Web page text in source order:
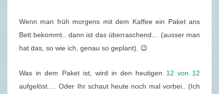
O
G
Z
M
M
Wenn man früh morgens mit dem Kaffee ein Paket ans
Bett bekommt.. dann ist das überraschend… (ausser man
hat das, so wie ich, genau so geplant). 😉
Was in dem Paket ist, wird in den heutigen 12 von 12
aufgelöst…. Oder Ihr schaut heute noch mal vorbei.. (Ich